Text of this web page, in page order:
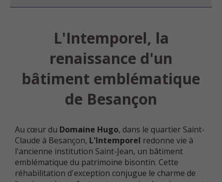
L'Intemporel, la
renaissance d'un
bâtiment emblématique
de Besançon
Au cœur du Domaine Hugo, dans le quartier Saint-
Claude à Besançon, L'Intemporel redonne vie à
l'ancienne institution Saint-Jean, un bâtiment
emblématique du patrimoine bisontin. Cette
réhabilitation d'exception conjugue le charme de